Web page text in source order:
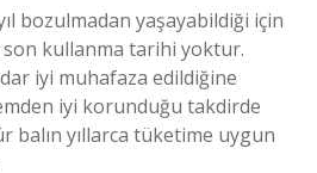
bozulmadan yaşayabildiği için
kullanma tarihi yoktur.
iyi muhafaza edildiğine
iyi korunduğu takdirde
balın yıllarca tüketime uygun